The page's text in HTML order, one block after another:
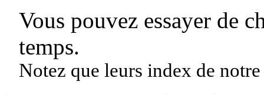
Vous pouvez essayer de
temps.
Notez que leurs index de